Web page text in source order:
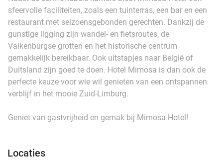
sfeervolle faciliteiten, zoals een tuinterras, een bar en een
restaurant met seizoensgebonden gerechten. Dankzij de
gunstige ligging zijn wandel- en fietsroutes, de
Valkenburgse grotten en het historische centrum
gemakkelijk bereikbaar. Ook uitstapjes naar België of
Duitsland zijn goed te doen. Hotel Mimosa is dan ook de
perfecte keuze voor wie wil genieten van een ontspannen
verblijf in het mooie Zuid-Limburg.
Geniet van gastvrijheid en gemak bij Mimosa Hotel!
Locaties